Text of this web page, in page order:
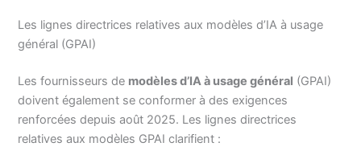
Les lignes directrices relatives aux modèles d’IA à usage
général (GPAI)
Les fournisseurs de modèles d’IA à usage général (GPAI)
doivent également se conformer à des exigences
renforcées depuis août 2025. Les lignes directrices
relatives aux modèles GPAI clarifient :